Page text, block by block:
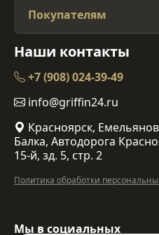
Покупателям
Наши контакты
+7 (908) 024-39-49
info@griffin24.ru
Красноярск,
Балка, Автодорога
15-й, зд. 5, стр. 2
Политика обработки
Мы в социальных